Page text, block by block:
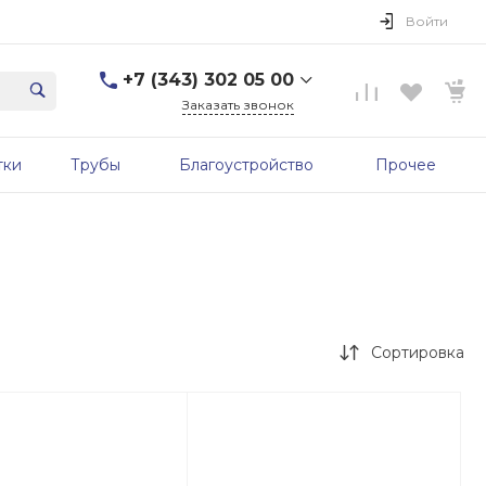
Войти
+7 (343) 302 05 00
г. Екатеринбург, ул.
Заказать звонок
Трубы Благоустройство Прочее
Сортировка